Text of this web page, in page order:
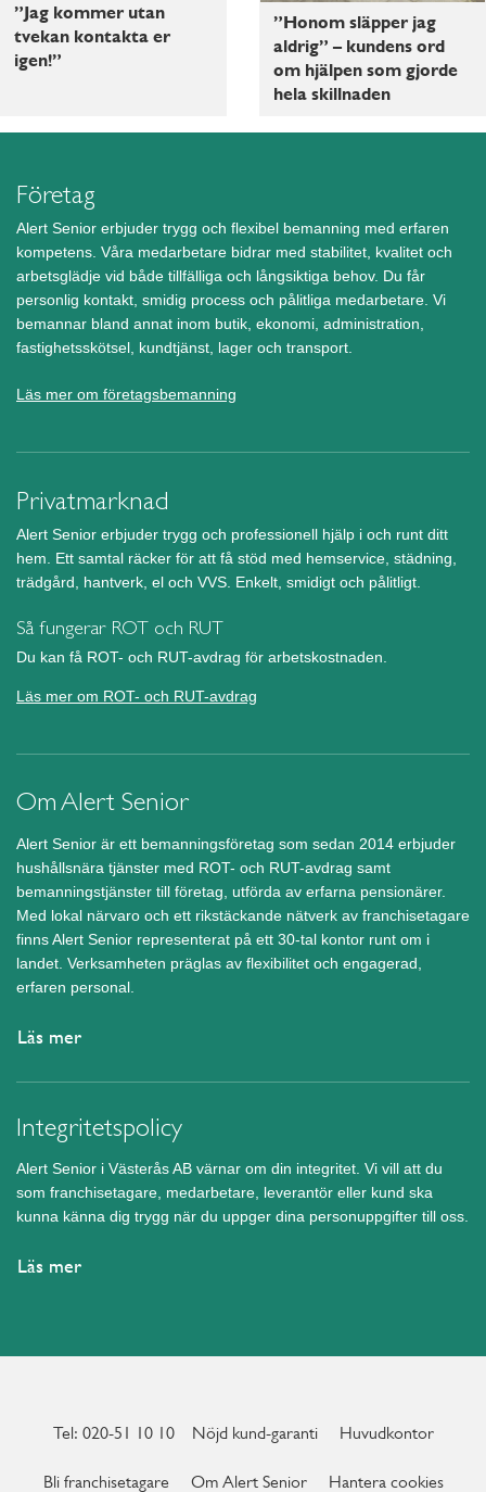
”Jag kommer utan
tvekan kontakta er
igen!”
”Honom släpper jag
aldrig” – kundens ord
om hjälpen som gjorde
hela skillnaden
Företag
Alert Senior erbjuder trygg och flexibel bemanning med erfaren
kompetens. Våra medarbetare bidrar med stabilitet, kvalitet och
arbetsglädje vid både tillfälliga och långsiktiga behov. Du får
personlig kontakt, smidig process och pålitliga medarbetare. Vi
bemannar bland annat inom butik, ekonomi, administration,
fastighetsskötsel, kundtjänst, lager och transport.
Läs mer om företagsbemanning
Privatmarknad
Alert Senior erbjuder trygg och professionell hjälp i och runt ditt
hem. Ett samtal räcker för att få stöd med hemservice, städning,
trädgård, hantverk, el och VVS. Enkelt, smidigt och pålitligt.
Så fungerar ROT och RUT
Du kan få ROT- och RUT-avdrag för arbetskostnaden.
Läs mer om ROT- och RUT-avdrag
Om Alert Senior
Alert Senior är ett bemanningsföretag som sedan 2014 erbjuder
hushållsnära tjänster med ROT- och RUT-avdrag samt
bemanningstjänster till företag, utförda av erfarna pensionärer.
Med lokal närvaro och ett rikstäckande nätverk av franchisetagare
finns Alert Senior representerat på ett 30-tal kontor runt om i
landet. Verksamheten präglas av flexibilitet och engagerad,
erfaren personal.
Läs mer
Integritetspolicy
Alert Senior i Västerås AB värnar om din integritet. Vi vill att du
som franchisetagare, medarbetare, leverantör eller kund ska
kunna känna dig trygg när du uppger dina personuppgifter till oss.
Läs mer
Tel: 020-51 10 10 Nöjd kund-garanti Huvudkontor
Bli franchisetagare Om Alert Senior Hantera cookies